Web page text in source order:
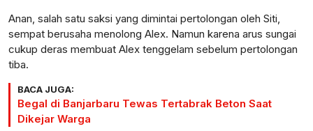
Anan, salah satu saksi yang dimintai pertolongan oleh Siti,
sempat berusaha menolong Alex. Namun karena arus sungai
cukup deras membuat Alex tenggelam sebelum pertolongan
tiba.
BACA JUGA:
Begal di Banjarbaru Tewas Tertabrak Beton Saat
Dikejar Warga